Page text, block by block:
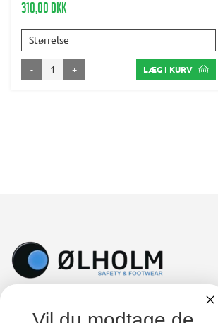
310,00 DKK
Størrelse
- + LÆG I KURV